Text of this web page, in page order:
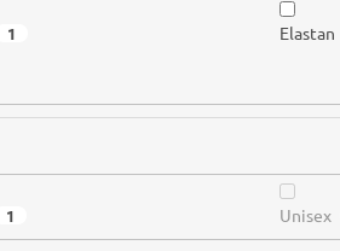
1 Elastan
1 Unisex